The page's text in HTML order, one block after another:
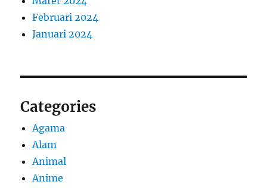
Februari 2024
Januari 2024
Categories
Agama
Alam
Animal
Anime